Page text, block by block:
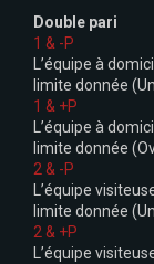
Double pari
1 & -P
L’équipe à
limite donnée
1 & +P
L’équipe à
limite donnée
2 & -P
L’équipe
limite donnée
2 & +P
L’équipe